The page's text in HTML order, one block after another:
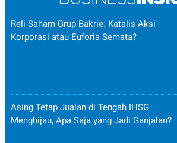
Reli Saham Grup Bakrie: Katalis Aksi
Korporasi atau Euforia Semata?
Asing Tetap Jualan di Tengah IHSG
Menghijau, Apa Saja yang Jadi Ganjalan?